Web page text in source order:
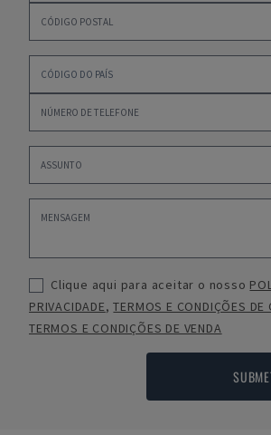
Clique aqui para aceitar o nosso
PRIVACIDADE,TERMOS E CONDIÇÕES DE
TERMOS E CONDIÇÕES DE VENDA